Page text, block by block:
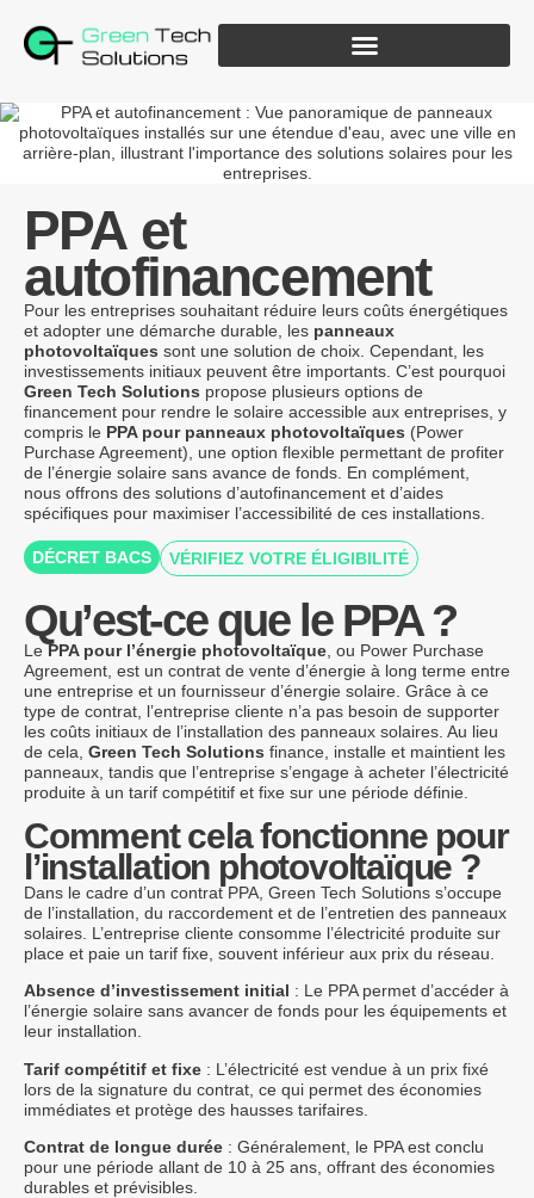
PPAet
autofinancement
Pour les entreprises souhaitant réduire leurs coûts énergétiques
et adopter une démarche durable, les panneaux
photovoltaïques sont une solution de choix. Cependant, les
investissements initiaux peuvent être importants. C’est pourquoi
Green Tech Solutions propose plusieurs options de
financement pour rendre le solaire accessible aux entreprises, y
compris le PPA pour panneaux photovoltaïques (Power
Purchase Agreement), une option flexible permettant de profiter
de l’énergie solaire sans avance de fonds. En complément,
nous offrons des solutions d’autofinancement et d’aides
spécifiques pour maximiser l’accessibilité de ces installations.
DÉCRET BACS VÉRIFIEZ VOTRE ÉLIGIBILITÉ
Qu’est-ce que le PPA ?
LePPA pour l’énergie photovoltaïque, ou Power Purchase
Agreement, est un contrat de vente d’énergie à long terme entre
une entreprise et un fournisseur d’énergie solaire. Grâce à ce
type de contrat, l’entreprise cliente n’a pas besoin de supporter
les coûts initiaux de l’installation des panneaux solaires. Au lieu
de cela, Green Tech Solutions finance, installe et maintient les
panneaux, tandis que l’entreprise s’engage à acheter l’électricité
produite à un tarif compétitif et fixe sur une période définie.
Comment cela fonctionne pour
l’installation photovoltaïque ?
Dans le cadre d’un contrat PPA, Green Tech Solutions s’occupe
de l’installation, du raccordement et de l’entretien des panneaux
solaires. L’entreprise cliente consomme l’électricité produite sur
place et paie un tarif fixe, souvent inférieur aux prix du réseau.
Absence d’investissement initial : Le PPA permet d’accéder à
l’énergie solaire sans avancer de fonds pour les équipements et
leur installation.
Tarif compétitif et fixe : L’électricité est vendue à un prix fixé
lors de la signature du contrat, ce qui permet des économies
immédiates et protège des hausses tarifaires.
Contrat de longue durée : Généralement, le PPA est conclu
pour une période allant de 10 à 25 ans, offrant des économies
durables et prévisibles.